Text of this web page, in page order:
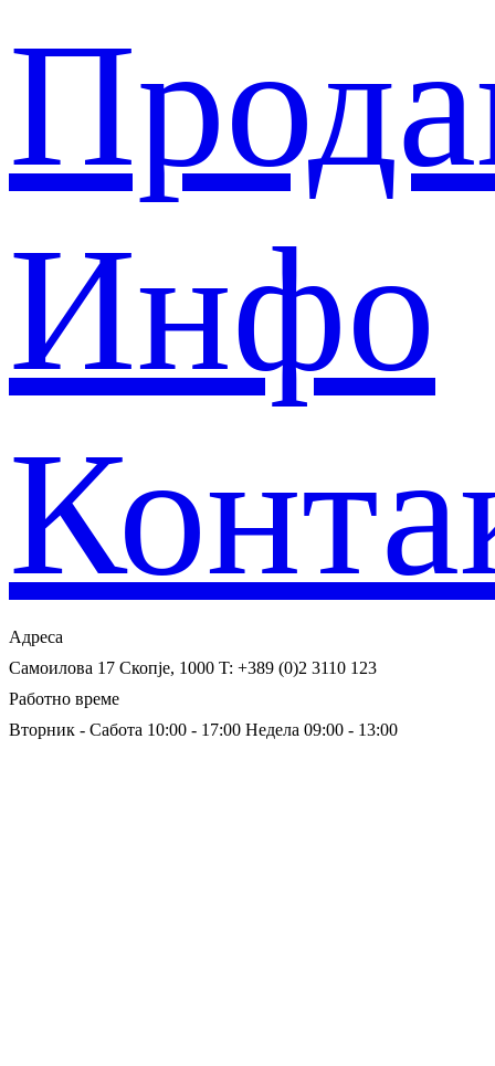
Инфо
Адреса
Самоилова 17 Скопје, 1000 T: +389 (0)2 3110 123
Работно време
Вторник - Сабота 10:00 - 17:00 Недела 09:00 - 13:00